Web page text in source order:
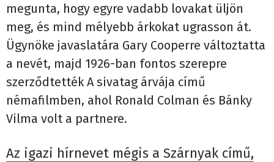
megunta, hogy egyre vadabb lovakat üljön
meg, és mind mélyebb árkokat ugrasson át.
Ügynöke javaslatára Gary Cooperre változtatta
a nevét, majd 1926-ban fontos szerepre
szerződtették A sivatag árvája című
némafilmben, ahol Ronald Colman és Bánky
Vilma volt a partnere.
Az igazi hírnevet mégis a Szárnyak című,